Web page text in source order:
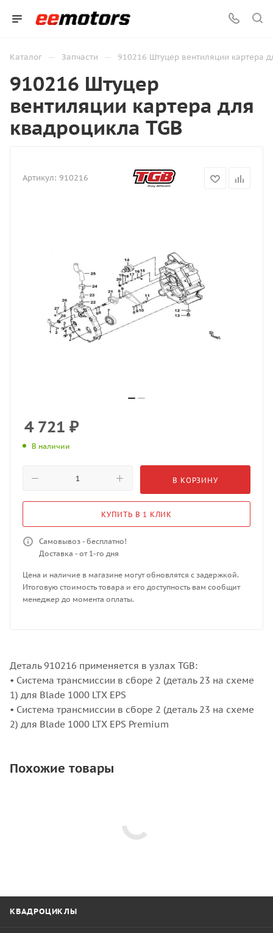
Каталог — Запчасти — 910216 Штуцер вентиляции картера
910216 Штуцер
вентиляции картера для
квадроцикла TGB
Артикул: 910216
4 721 ₽
В наличии
В КОРЗИНУ
КУПИТЬ В 1 КЛИК
Самовывоз - бесплатно!
Доставка - от 1-го дня
Цена и наличие в магазине могут обновлятся с задержкой.
Итоговую стоимость товара и его доступность вам сообщит
менеджер до момента оплаты.
Деталь 910216 применяется в узлах TGB:
• Система трансмиссии в сборе 2 (деталь 23 на схеме
1) для Blade 1000 LTX EPS
• Система трансмиссии в сборе 2 (деталь 23 на схеме
2) для Blade 1000 LTX EPS Premium
Похожие товары
КВАДРОЦИКЛЫ